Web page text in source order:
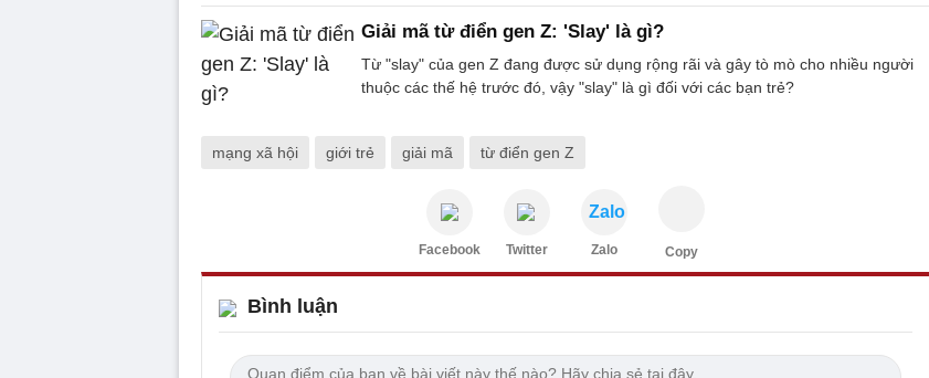
Giải mã từ điển gen Z: 'Slay' là gì?
Từ "slay" của gen Z đang được sử dụng rộng rãi và gây tò mò cho nhiều người
thuộc các thế hệ trước đó, vậy "slay" là gì đối với các bạn trẻ?
mạng xã hội giới trẻ giải mã từ điển gen Z
Facebook Twitter
Zalo
Zalo Copy
Bình luận